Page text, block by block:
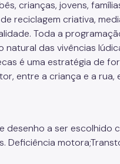
crianças, jovens,
reciclagem criativa,
Toda a
das vivências
é uma estratégia de
entre a criança e a
desenho a ser escolhido
Deficiência